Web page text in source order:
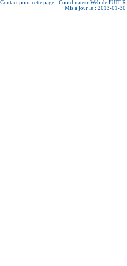
Contact pour cette page : Coordinateur Web de l'UIT-R
Mis à jour le : 2013-01-30